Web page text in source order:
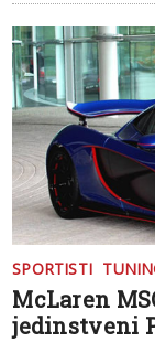
SPORTISTI
McLaren
jedinstveni